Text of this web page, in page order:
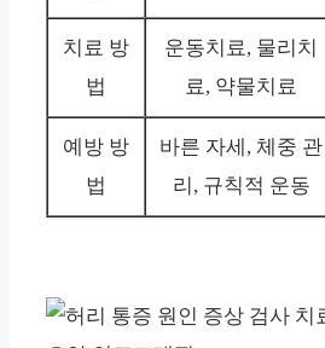
치료 방
법
운동치료, 물리치
료, 약물치료
예방 방
법
바른 자세, 체중 관
리, 규칙적 운동